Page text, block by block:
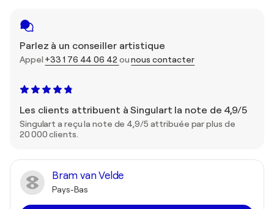
Parlez à un conseiller artistique
Appel +33 1 76 44 06 42 ounous contacter
Les clients attribuent à Singulart la note de 4,9/5
Singulart a reçu la note de 4,9/5 attribuée par plus de
20 000 clients.
Bram van Velde
Pays-Bas